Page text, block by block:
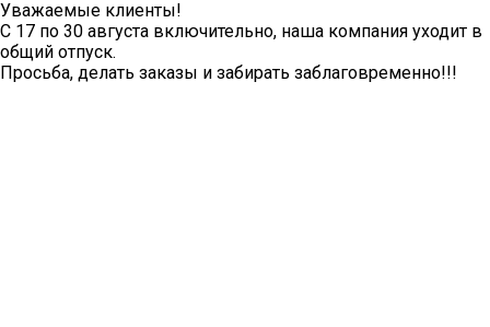
Уважаемые клиенты!
С 17 по 30 августа включительно, наша компания уходит в
общий отпуск.
Просьба, делать заказы и забирать заблаговременно!!!